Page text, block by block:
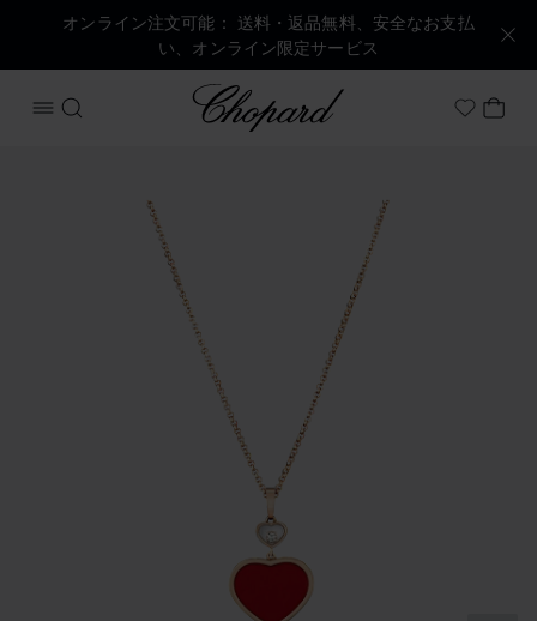
オンライン注文可能： 送料・返品無料、安全なお支払
い、オンライン限定サービス
メニューを開く
検索する
Chopard
Myマ